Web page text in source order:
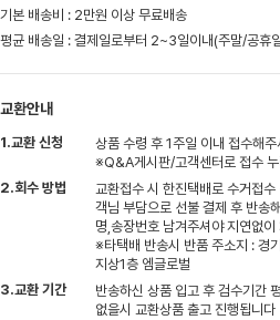
기본 배송비 : 2만원 이상 무료배송
평균 배송일 : 결제일로부터 2~3일이내(주말/공휴
교환안내
1.교환 신청
상품 수령 후 1주일 이내 접수해
※Q&A게시판/고객센터로 접수
2.회수 방법
교환접수 시 한진택배로 수거접
객님 부담으로 선불 결제 후 반송
명,송장번호 남겨주셔야 지연없
※타택배 반송시 반품 주소지 : 경
지상1층 엠글로벌
3.교환 기간
반송하신 상품 입고 후 검수기간
없을시 교환상품 출고 진행됩니다